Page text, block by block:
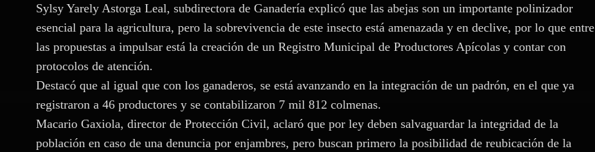
Sylsy Yarely Astorga Leal, subdirectora de Ganadería explicó que las abejas son un importante polinizador
esencial para la agricultura, pero la sobrevivencia de este insecto está amenazada y en declive, por lo que entre
las propuestas a impulsar está la creación de un Registro Municipal de Productores Apícolas y contar con
protocolos de atención.
Destacó que al igual que con los ganaderos, se está avanzando en la integración de un padrón, en el que ya
registraron a 46 productores y se contabilizaron 7 mil 812 colmenas.
Macario Gaxiola, director de Protección Civil, aclaró que por ley deben salvaguardar la integridad de la
población en caso de una denuncia por enjambres, pero buscan primero la posibilidad de reubicación de la